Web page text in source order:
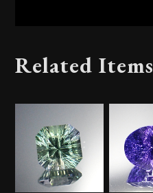
Related Items